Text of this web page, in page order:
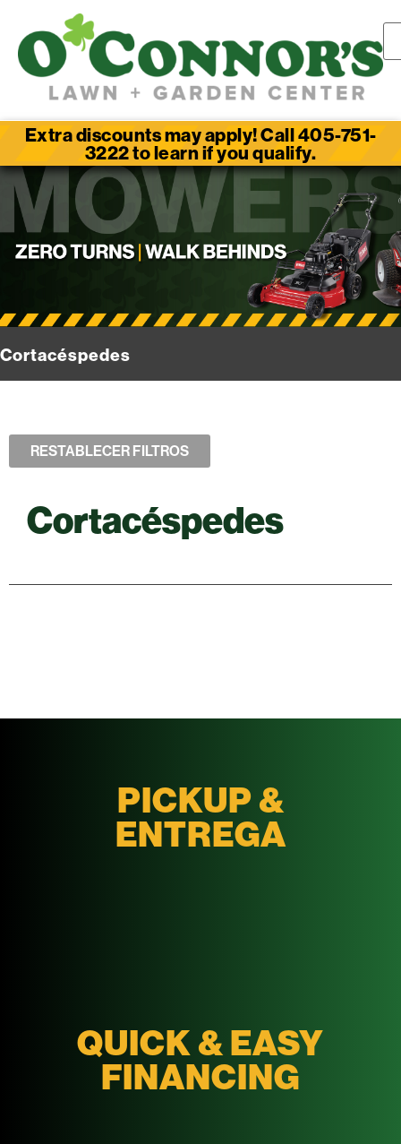
Extra discounts may apply! Call 405-751-
3222 to learn if you qualify.
Cortacéspedes
RESTABLECER FILTROS
Cortacéspedes
PICKUP &
ENTREGA
QUICK & EASY
FINANCING